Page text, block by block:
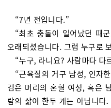
“7년 전입니다.”
“최초 충돌이 일어났던 때
오래되셨습니다. 그럼 누구로
“누구, 라니요? 사람마다 다
“근육질의 거구 남성, 인자
검은 머리의 혼혈 여성, 혹은
람의 삶이 한두 개는 아닙니다